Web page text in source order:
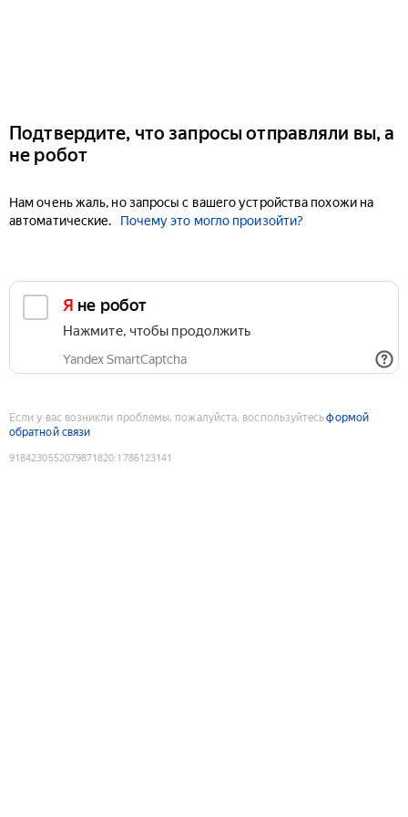
Подтвердите, что запросы отправляли вы, а
не робот
Нам очень жаль, но запросы с вашего устройства похожи на
автоматические.
Почему это могло произойти?
Я не робот
Нажмите, чтобы продолжить
Yandex SmartCaptcha
Если у вас возникли проблемы, пожалуйста, воспользуйтесьформой
обратной связи
9184230552079871820:1786123141